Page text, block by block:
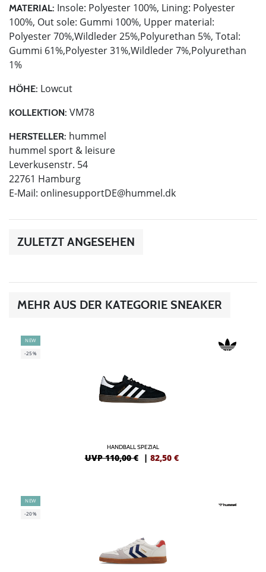
MATERIAL: Insole: Polyester 100%, Lining: Polyester
100%, Out sole: Gummi 100%, Upper material:
Polyester 70%,Wildleder 25%,Polyurethan 5%, Total:
Gummi 61%,Polyester 31%,Wildleder 7%,Polyurethan
1%
HÖHE: Lowcut
KOLLEKTION: VM78
HERSTELLER: hummel
hummel sport & leisure
Leverkusenstr. 54
22761 Hamburg
E-Mail: onlinesupportDE@hummel.dk
ZULETZT ANGESEHEN
MEHR AUS DER KATEGORIE SNEAKER
NEW
-25%
HANDBALL SPEZIAL
UVP 110,00 € | 82,50 €
NEW
-20%